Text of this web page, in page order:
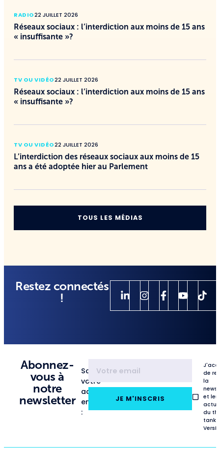
RADIO22 JUILLET 2026
Réseaux sociaux : l’interdiction aux moins de 15 ans
« insuffisante »?
TV OU VIDÉO22 JUILLET 2026
Réseaux sociaux : l’interdiction aux moins de 15 ans
« insuffisante »?
TV OU VIDÉO22 JUILLET 2026
L’interdiction des réseaux sociaux aux moins de 15
ans a été adoptée hier au Parlement
TOUS LES MÉDIAS
Restez connectés
!
Abonnez-
vous à
notre
newsletter
Saisissez
votre
adresse
email
:
JE M'INSCRIS
de
la
et les
du
tank